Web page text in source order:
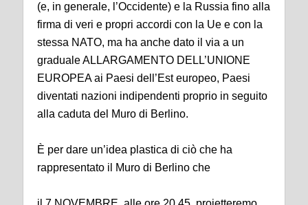
(e, in generale, l’Occidente) e la Russia fino alla
firma di veri e propri accordi con la Ue e con la
stessa NATO, ma ha anche dato il via a un
graduale ALLARGAMENTO DELL’UNIONE
EUROPEA ai Paesi dell’Est europeo, Paesi
diventati nazioni indipendenti proprio in seguito
alla caduta del Muro di Berlino.
È per dare un’idea plastica di ciò che ha
rappresentato il Muro di Berlino che